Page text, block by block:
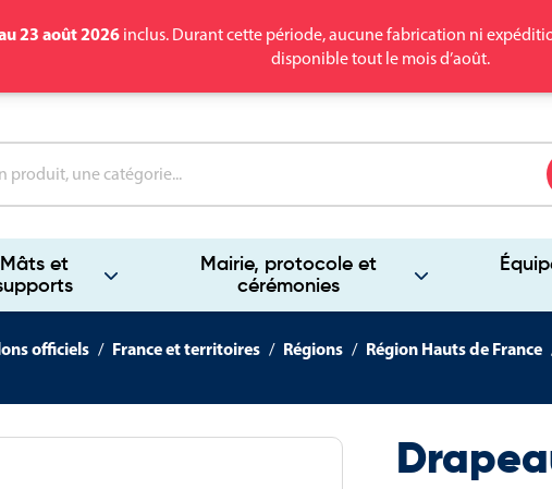
23 août 2026 inclus. Durant cette période, aucune fabrication ni
disponible tout le mois d’août.
Mâts et
Mairie, protocole et
cérémonies
officiels France et territoires Régions Région Hauts de France